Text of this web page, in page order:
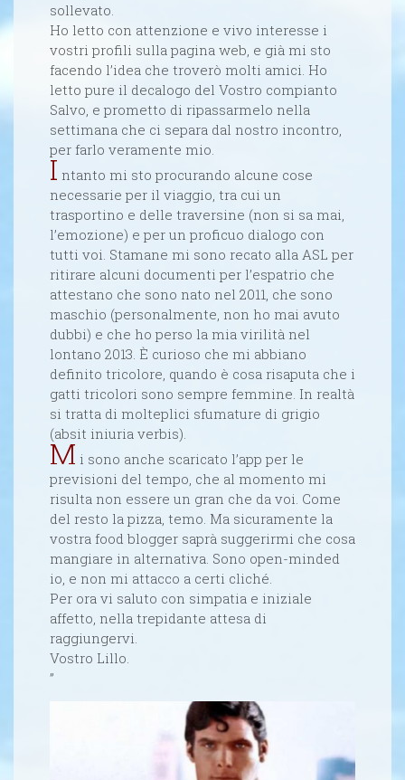
sollevato.
Ho letto con attenzione e vivo interesse i
vostri profili sulla pagina web, e già mi sto
facendo l’idea che troverò molti amici. Ho
letto pure il decalogo del Vostro compianto
Salvo, e prometto di ripassarmelo nella
settimana che ci separa dal nostro incontro,
per farlo veramente mio.
I ntanto mi sto procurando alcune cose
necessarie per il viaggio, tra cui un
trasportino e delle traversine (non si sa mai,
l’emozione) e per un proficuo dialogo con
tutti voi. Stamane mi sono recato alla ASL per
ritirare alcuni documenti per l’espatrio che
attestano che sono nato nel 2011, che sono
maschio (personalmente, non ho mai avuto
dubbi) e che ho perso la mia virilità nel
lontano 2013. È curioso che mi abbiano
definito tricolore, quando è cosa risaputa che i
gatti tricolori sono sempre femmine. In realtà
si tratta di molteplici sfumature di grigio
(absit iniuria verbis).
M i sono anche scaricato l’app per le
previsioni del tempo, che al momento mi
risulta non essere un gran che da voi. Come
del resto la pizza, temo. Ma sicuramente la
vostra food blogger saprà suggerirmi che cosa
mangiare in alternativa. Sono open-minded
io, e non mi attacco a certi cliché.
Per ora vi saluto con simpatia e iniziale
affetto, nella trepidante attesa di
raggiungervi.
Vostro Lillo.
”